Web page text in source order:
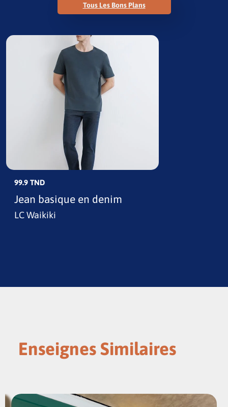
Tous Les Bons Plans
99.9 TND
Jean basique en denim
LC Waikiki
Enseignes Similaires